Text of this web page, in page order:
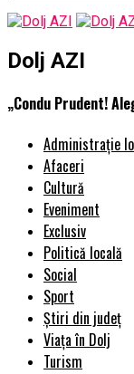
Dolj AZI
„Condu Prudent!
Administrație
Afaceri
Cultură
Eveniment
Exclusiv
Politică locală
Social
Sport
Știri din județ
Viața în Dolj
Turism